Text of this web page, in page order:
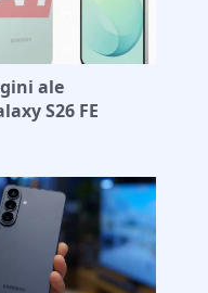
ale
S26 FE